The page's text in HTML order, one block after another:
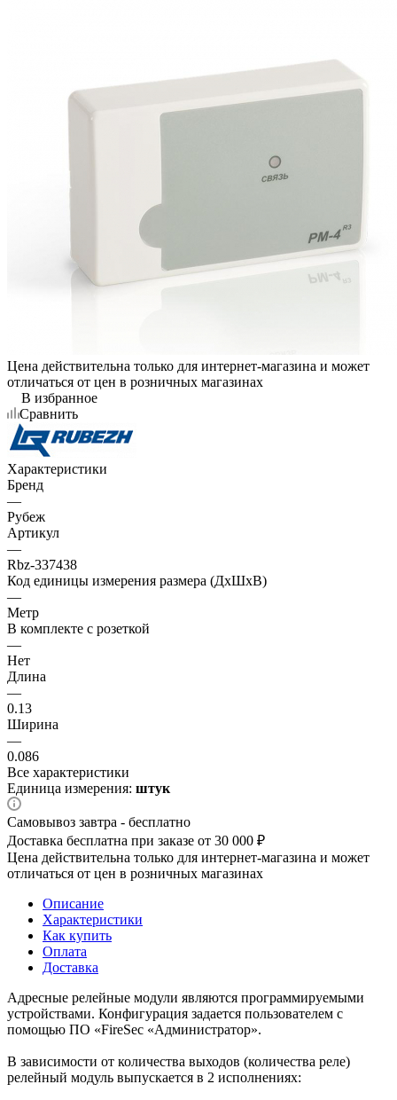
Цена действительна только для интернет-магазина и может
отличаться от цен в розничных магазинах
В избранное
Сравнить
Характеристики
Бренд
—
Рубеж
Артикул
—
Rbz-337438
Код единицы измерения размера (ДхШхВ)
—
Метр
В комплекте с розеткой
—
Нет
Длина
—
0.13
Ширина
—
0.086
Все характеристики
Единица измерения: штук
Самовывоз завтра - бесплатно
Доставка бесплатна при заказе от 30 000 ₽
Цена действительна только для интернет-магазина и может
отличаться от цен в розничных магазинах
Описание
Характеристики
Как купить
Оплата
Доставка
Адресные релейные модули являются программируемыми
устройствами. Конфигурация задается пользователем с
помощью ПО «FireSec «Администратор».
В зависимости от количества выходов (количества реле)
релейный модуль выпускается в 2 исполнениях: